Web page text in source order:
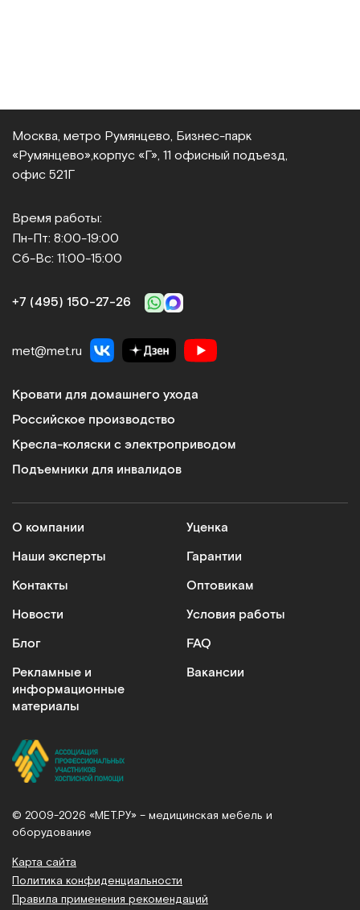
Москва, метро Румянцево, Бизнес‑парк
«Румянцево», корпус «Г», 11 офисный подъезд,
офис 521Г
Время работы:
Пн-Пт: 8:00-19:00
Сб-Вс: 11:00-15:00
+7 (495) 150‑27‑26
met@met.ru
Кровати для домашнего ухода
Российское производство
Кресла-коляски с электроприводом
Подъемники для инвалидов
О компании
Наши эксперты
Контакты
Новости
Блог
Рекламные и
информационные
материалы
Уценка
Гарантии
Оптовикам
Условия работы
FAQ
Вакансии
© 2009-2026 «МЕТ.РУ» – медицинская мебель и
оборудование
Карта сайта
Политика конфиденциальности
Правила применения рекомендаций